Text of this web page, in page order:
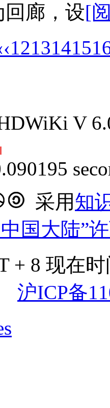
廊，设[
12131415
V
采用知
国大陆”
+ 8 现在
沪ICP备